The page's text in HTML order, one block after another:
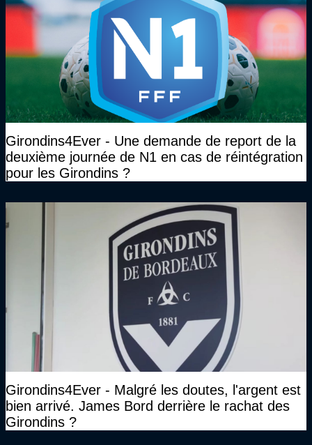
Girondins4Ever - Une demande de report de la
deuxième journée de N1 en cas de réintégration
pour les Girondins ?
Girondins4Ever - Malgré les doutes, l'argent est
bien arrivé. James Bord derrière le rachat des
Girondins ?